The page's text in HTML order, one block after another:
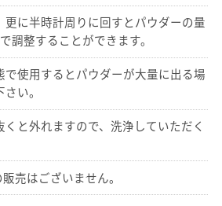
に半時計周りに回すとパウダーの量
調整することができます。
使用するとパウダーが大量に出る場
い。
と外れますので、洗浄していただく
売はございません。